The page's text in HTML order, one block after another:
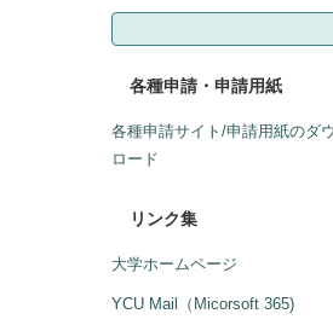
検
各種申請・申請用紙
各種申請サイト/申請用紙のダ
ロード
リンク集
大学ホームページ
YCU Mail（Micorsoft 365)